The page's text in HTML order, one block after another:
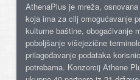
AthenaPlus je mreža,
koja ima za cilj omogućavanje
kulturne baštine, obogaćivanje
poboljšanje višejezične
prilagođavanje podataka
potrebama. Konzorcij Athene